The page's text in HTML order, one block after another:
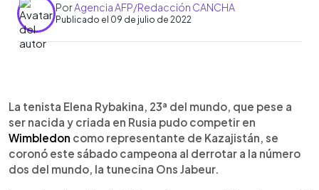
PorAgencia AFP/Redacción CANCHA
Publicado el 09 de julio de 2022
► Escuchar artículo
La tenista Elena Rybakina, 23ª del mundo, que pese a
ser nacida y criada en Rusia pudo competir en
Wimbledon como representante de Kazajistán, se
coronó este sábado campeona al derrotar a la número
dos del mundo, la tunecina Ons Jabeur.